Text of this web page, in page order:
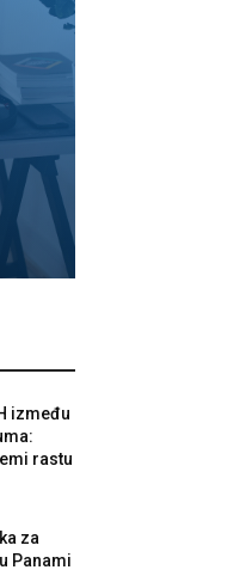
između
rastu
za
Panami